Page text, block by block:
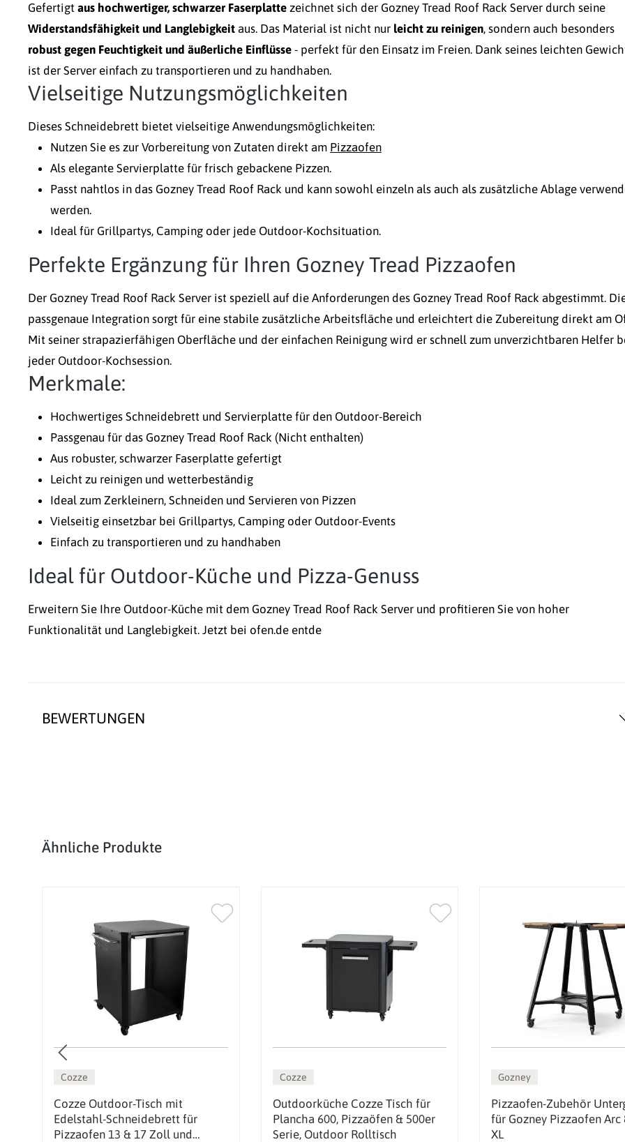
Gefertigt aus hochwertiger, schwarzer Faserplatte zeichnet sich der Gozney Tread Roof Rack Server durch seine
Widerstandsfähigkeit und Langlebigkeit aus. Das Material ist nicht nur leicht zu reinigen, sondern auch besonders
robust gegen Feuchtigkeit und äußerliche Einflüsse - perfekt für den Einsatz im Freien. Dank seines leichten
ist der Server einfach zu transportieren und zu handhaben.
Vielseitige Nutzungsmöglichkeiten
Dieses Schneidebrett bietet vielseitige Anwendungsmöglichkeiten:
Nutzen Sie es zur Vorbereitung von Zutaten direkt am Pizzaofen
Als elegante Servierplatte für frisch gebackene Pizzen.
Passt nahtlos in das Gozney Tread Roof Rack und kann sowohl einzeln als auch als zusätzliche Ablage
werden.
Ideal für Grillpartys, Camping oder jede Outdoor-Kochsituation.
Perfekte Ergänzung für Ihren Gozney Tread Pizzaofen
Der Gozney Tread Roof Rack Server ist speziell auf die Anforderungen des Gozney Tread Roof Rack abgestimmt.
passgenaue Integration sorgt für eine stabile zusätzliche Arbeitsfläche und erleichtert die Zubereitung direkt am
Mit seiner strapazierfähigen Oberfläche und der einfachen Reinigung wird er schnell zum unverzichtbaren Helfer
jeder Outdoor-Kochsession.
Merkmale:
Hochwertiges Schneidebrett und Servierplatte für den Outdoor-Bereich
Passgenau für das Gozney Tread Roof Rack (Nicht enthalten)
Aus robuster, schwarzer Faserplatte gefertigt
Leicht zu reinigen und wetterbeständig
Ideal zum Zerkleinern, Schneiden und Servieren von Pizzen
Vielseitig einsetzbar bei Grillpartys, Camping oder Outdoor-Events
Einfach zu transportieren und zu handhaben
Ideal für Outdoor-Küche und Pizza-Genuss
Erweitern Sie Ihre Outdoor-Küche mit dem Gozney Tread Roof Rack Server und profitieren Sie von hoher
Funktionalität und Langlebigkeit. Jetzt bei ofen.de entde
BEWERTUNGEN
Produktgalerie überspringen
Ähnliche Produkte
Cozze
Cozze Outdoor-Tisch mit
Edelstahl-Schneidebrett für
Pizzaofen 13 & 17 Zoll und
Cozze
Outdoorküche Cozze Tisch für
Plancha 600, Pizzaöfen & 500er
Serie, Outdoor Rolltisch
Gozney
Pizzaofen-Zubehör
für Gozney Pizzaofen Arc
XL